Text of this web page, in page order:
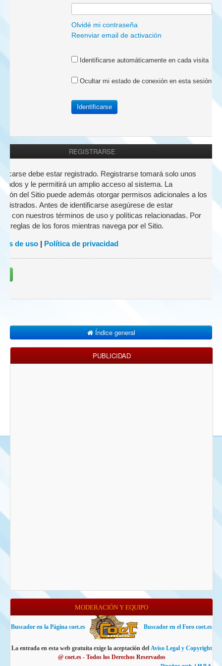
Olvidé mi contraseña
Reenviar email de activación
Identificarse automáticamente en cada visita
Ocultar mi estado de conexión en esta sesión
REGISTRARSE
debe estar registrado. Registrarse tomará solo unos
y le permitirá un amplio acceso al sistema. La
del Sitio puede además otorgar permisos adicionales a los
Antes de identificarse asegúrese de estar
con nuestros términos de uso y políticas relacionadas. Por
reglas de los foros mientras navega por el Sitio.
de uso Política de privacidad
Índice general
PUBLICIDAD
MODERACIÓN Y EQUIPO
Buscador en la Página coet.es Buscador en el Foro coet.es
La entrada en esta web gratuita exige la aceptación del Aviso Legal y Copyright
@ coet.es - Todos los Derechos Reservados